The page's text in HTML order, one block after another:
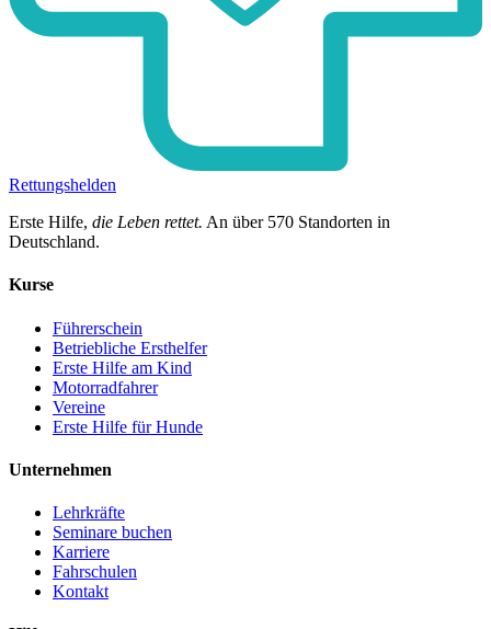
Rettungshelden
Erste Hilfe, die Leben rettet. An über 570 Standorten in
Deutschland.
Kurse
Führerschein
Betriebliche Ersthelfer
Erste Hilfe am Kind
Motorradfahrer
Vereine
Erste Hilfe für Hunde
Unternehmen
Lehrkräfte
Seminare buchen
Karriere
Fahrschulen
Kontakt